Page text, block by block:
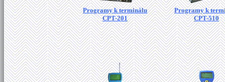
Programy k terminálu
CPT-201
Programy k
CPT-510